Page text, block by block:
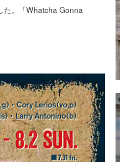
た。「Whatcha Gonna